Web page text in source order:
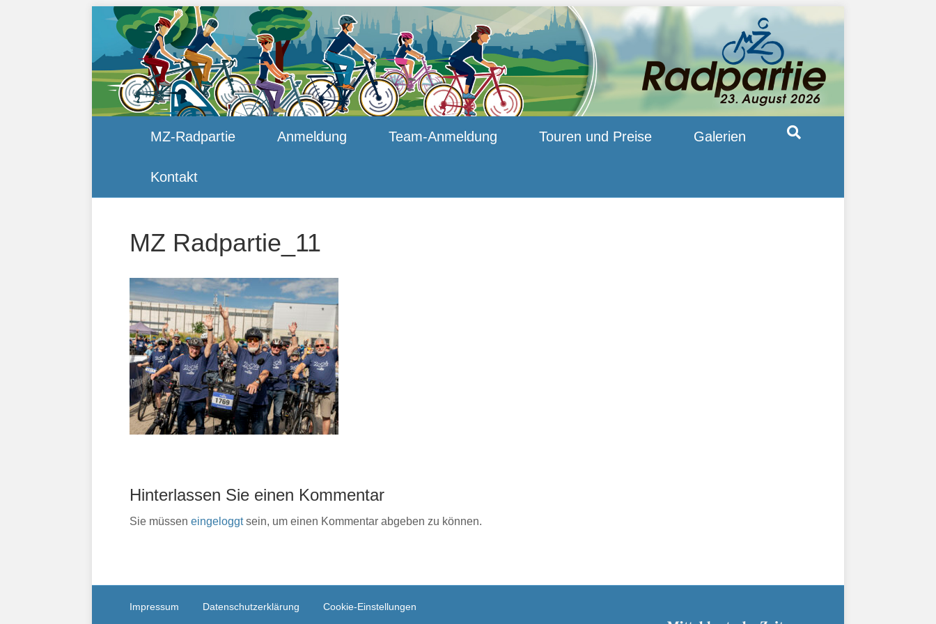
MZ-Radpartie Anmeldung Team-Anmeldung Touren und Preise Galerien
Kontakt
MZ Radpartie_11
Hinterlassen Sie einen Kommentar
Sie müssen eingeloggtsein, um einen Kommentar abgeben zu können.
Impressum Datenschutzerklärung Cookie-Einstellungen